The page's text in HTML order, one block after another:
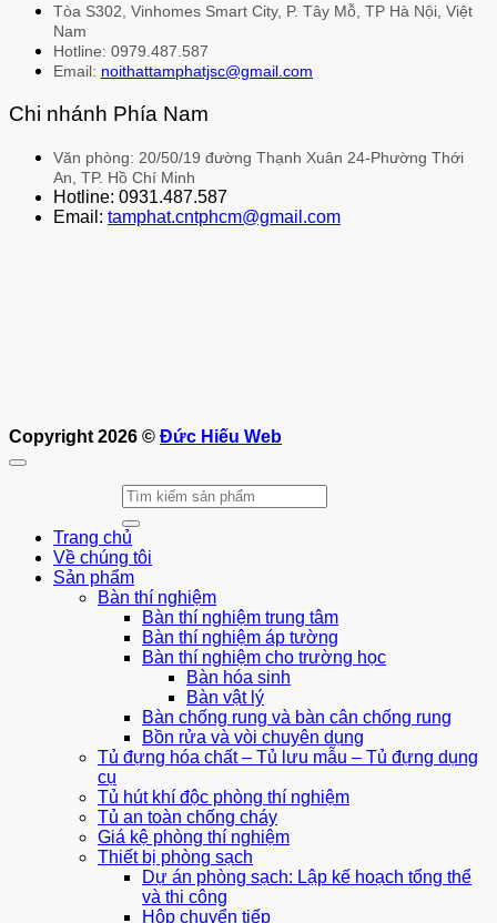
Tòa S302, Vinhomes Smart City, P. Tây Mỗ, TP Hà Nội, Việt
Nam
Hotline: 0979.487.587
Email: noithattamphatjsc@gmail.com
Chi nhánh Phía Nam
Văn phòng: 20/50/19 đường Thạnh Xuân 24-Phường Thới
An, TP. Hồ Chí Minh
Hotline: 0931.487.587
Email: tamphat.cntphcm@gmail.com
Copyright 2026 © Đức Hiếu Web
Tìm
kiếm:
Trang chủ
Về chúng tôi
Sản phẩm
Bàn thí nghiệm
Bàn thí nghiệm trung tâm
Bàn thí nghiệm áp tường
Bàn thí nghiệm cho trường học
Bàn hóa sinh
Bàn vật lý
Bàn chống rung và bàn cân chống rung
Bồn rửa và vòi chuyên dụng
Tủ đựng hóa chất – Tủ lưu mẫu – Tủ đựng dụng
cụ
Tủ hút khí độc phòng thí nghiệm
Tủ an toàn chống cháy
Giá kệ phòng thí nghiệm
Thiết bị phòng sạch
Dự án phòng sạch: Lập kế hoạch tổng thể
và thi công
Hộp chuyển tiếp